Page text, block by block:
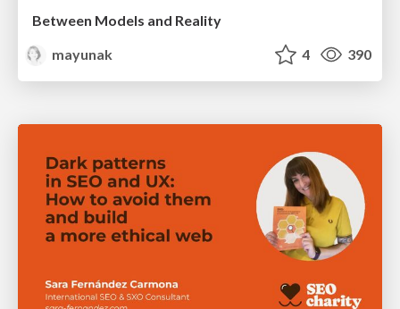
Between Models and Reality
mayunak
4 390